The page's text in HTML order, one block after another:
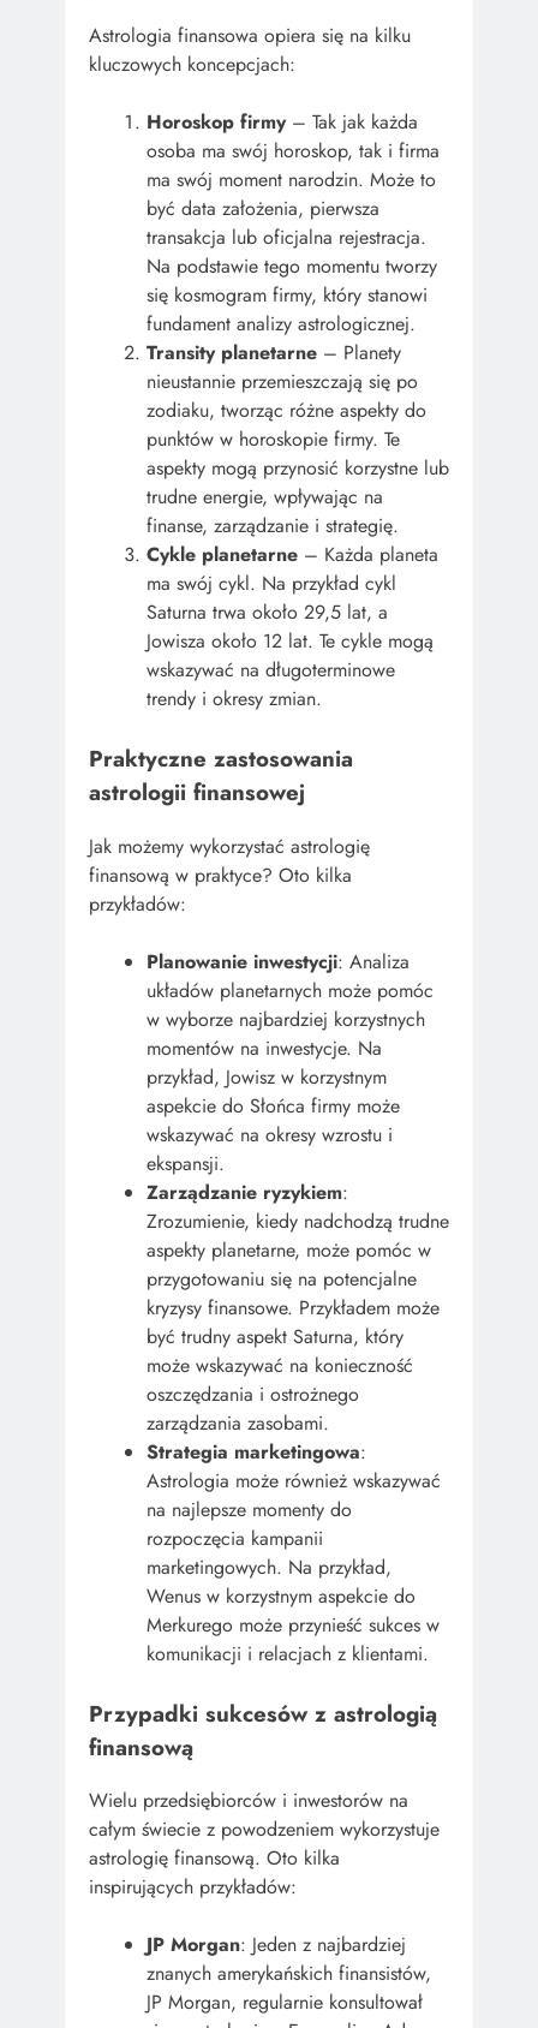
Astrologia finansowa opiera się na kilku
kluczowych koncepcjach:
Horoskop firmy– Tak jak każda
osoba ma swój horoskop, tak i firma
ma swój moment narodzin. Może to
być data założenia, pierwsza
transakcja lub oficjalna rejestracja.
Na podstawie tego momentu tworzy
się kosmogram firmy, który stanowi
fundament analizy astrologicznej.
Transity planetarne – Planety
nieustannie przemieszczają się po
zodiaku, tworząc różne aspekty do
punktów w horoskopie firmy. Te
aspekty mogą przynosić korzystne lub
trudne energie, wpływając na
finanse, zarządzanie i strategię.
Cykle planetarne – Każda planeta
ma swój cykl. Na przykład cykl
Saturna trwa około 29,5 lat, a
Jowisza około 12 lat. Te cykle mogą
wskazywać na długoterminowe
trendy i okresy zmian.
Praktyczne zastosowania
astrologii finansowej
Jak możemy wykorzystać astrologię
finansową w praktyce? Oto kilka
przykładów:
Planowanie inwestycji: Analiza
układów planetarnych może pomóc
w wyborze najbardziej korzystnych
momentów na inwestycje. Na
przykład, Jowisz w korzystnym
aspekcie do Słońca firmy może
wskazywać na okresy wzrostu i
ekspansji.
Zarządzanie ryzykiem:
Zrozumienie, kiedy nadchodzą trudne
aspekty planetarne, może pomóc w
przygotowaniu się na potencjalne
kryzysy finansowe. Przykładem może
być trudny aspekt Saturna, który
może wskazywać na konieczność
oszczędzania i ostrożnego
zarządzania zasobami.
Strategia marketingowa:
Astrologia może również wskazywać
na najlepsze momenty do
rozpoczęcia kampanii
marketingowych. Na przykład,
Wenus w korzystnym aspekcie do
Merkurego może przynieść sukces w
komunikacji i relacjach z klientami.
Przypadki sukcesów z astrologią
finansową
Wielu przedsiębiorców i inwestorów na
całym świecie z powodzeniem wykorzystuje
astrologię finansową. Oto kilka
inspirujących przykładów:
JP Morgan: Jeden z najbardziej
znanych amerykańskich finansistów,
JP Morgan, regularnie konsultował